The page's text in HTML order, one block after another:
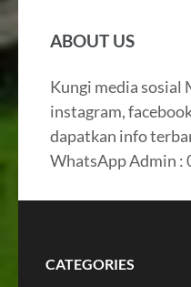
ABOUT US
Kungi media sosial
instagram,
dapatkan info
WhatsApp Admin :
CATEGORIES